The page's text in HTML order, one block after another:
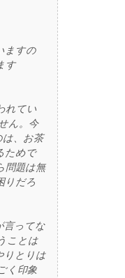
ますの
す
れてい
ん。今
は、お茶
ためで
問題は無
りだろ
言ってな
ことは
りとりは
く印象